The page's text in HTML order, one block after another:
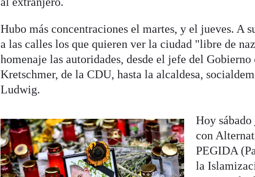
Hubo más concentraciones el martes, y el jueves. A
a las calles los que quieren ver la ciudad "libre de
homenaje las autoridades, desde el jefe del
Kretschmer, de la CDU, hasta la alcaldesa,
Ludwig.
Hoy sábado
con
PEGIDA
la